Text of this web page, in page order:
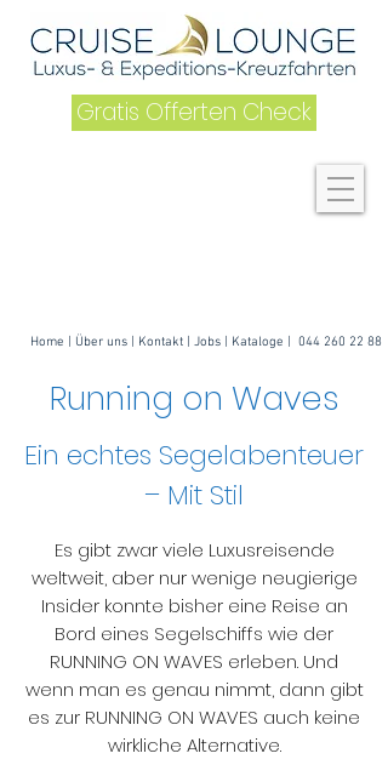
Home Über uns | Kontakt Jobs Kataloge 044 260 22 88
Gratis Offerten Check
Running on Waves
Ein echtes Segelabenteuer
– Mit Stil
Es gibt zwar viele Luxusreisende
weltweit, aber nur wenige neugierige
Insider konnte bisher eine Reise an
Bord eines Segelschiffs wie der
RUNNING ON WAVES erleben. Und
wenn man es genau nimmt, dann gibt
es zur RUNNING ON WAVES auch keine
wirkliche Alternative.